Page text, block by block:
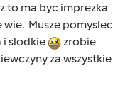
to ma byc imprezka
Musze pomyslec
i slodkie
zrobie
za wszystkie